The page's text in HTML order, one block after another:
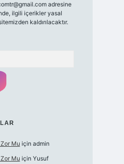
adresine
ilgili içerikler yasal
kaldırılacaktır.
Mu için admin
Mu için Yusuf